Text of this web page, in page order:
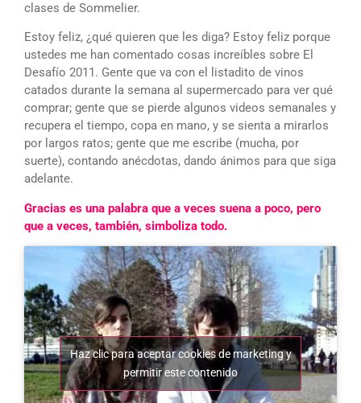
clases de Sommelier.
Estoy feliz, ¿qué quieren que les diga? Estoy feliz porque
ustedes me han comentado cosas increíbles sobre El
Desafío 2011. Gente que va con el listadito de vinos
catados durante la semana al supermercado para ver qué
comprar; gente que se pierde algunos videos semanales y
recupera el tiempo, copa en mano, y se sienta a mirarlos
por largos ratos; gente que me escribe (mucha, por
suerte), contando anécdotas, dando ánimos para que siga
adelante.
Gracias es una palabra que a veces suena a poco, pero
que a veces, también, simboliza todo.
Haz clic para aceptar cookies de marketing y
permitir este contenido